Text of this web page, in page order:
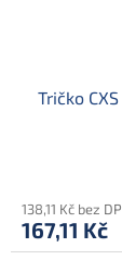
Tričko
138,11 Kč bez
167,11 Kč